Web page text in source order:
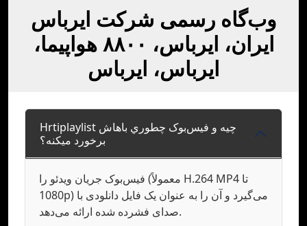
وب‌گاه رسمی شرکت ایرباس
ایران، ایرباس، ۸۸۰۰ هواپیما،
ایرباس، ایرباس
Hrtiplaylist چيه و فيس‌بوک چطوري باهاش
برخورد ميکنه؟
فیس‌بوک جریان ویدئو را (معمولاً H.264 MP4 تا
1080p) می‌گیرد و آن را به عنوان یک فایل دانلودی با
صدای فشرده شده ارائه می‌دهد.